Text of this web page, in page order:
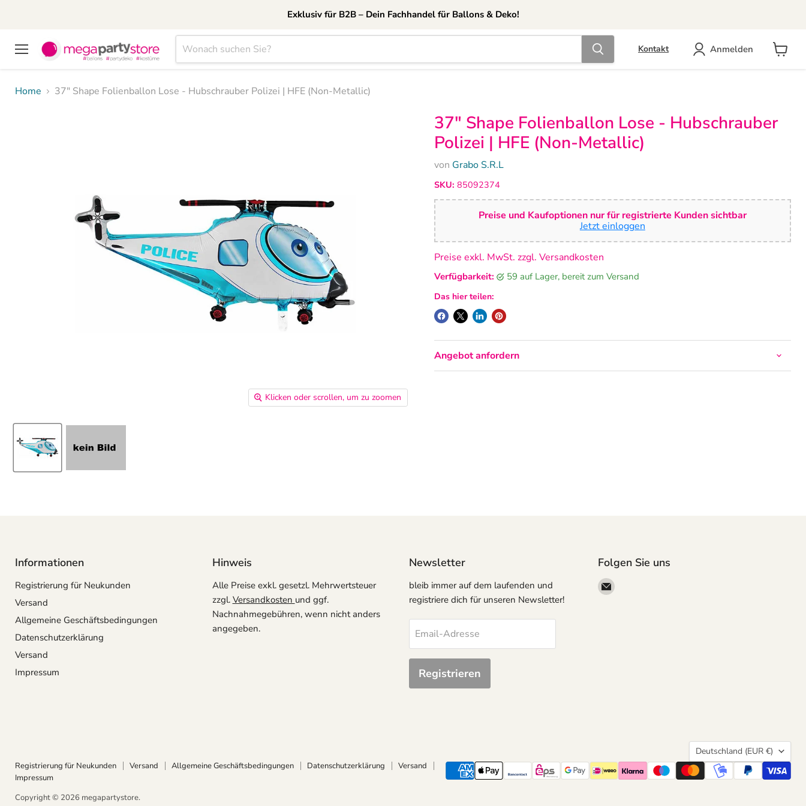
Exklusiv für B2B – Dein Fachhandel für Ballons & Deko!
Menü
Kontakt Anmelden
Home
37" Shape Folienballon Lose - Hubschrauber Polizei | HFE (Non-Metallic)
Klicken oder scrollen, um zu zoomen
37" Shape Folienballon Lose - Hubschrauber
Polizei | HFE (Non-Metallic)
von Grabo S.R.L
SKU: 85092374
Preise und Kaufoptionen nur für registrierte Kunden sichtbar
Jetzt einloggen
Preise exkl. MwSt. zzgl. Versandkosten
Verfügbarkeit: 59 auf Lager, bereit zum Versand
Das hier teilen:
Angebot anfordern
Informationen
Registrierung für Neukunden
Versand
Allgemeine Geschäftsbedingungen
Datenschutzerklärung
Versand
Impressum
Hinweis
Alle Preise exkl. gesetzl. Mehrwertsteuer
zzgl. Versandkosten und ggf.
Nachnahmegebühren, wenn nicht anders
angegeben.
Newsletter
bleib immer auf dem laufenden und
registriere dich für unseren Newsletter!
Email-Adresse
Registrieren
Folgen Sie uns
Email
Land
Deutschland (EUR €)
Registrierung für Neukunden Versand Allgemeine Geschäftsbedingungen Datenschutzerklärung
Versand
Impressum
Copyright © 2026 megapartystore.